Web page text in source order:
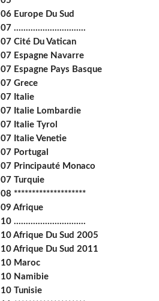
06 Europe Du Sud
07 ..............................
07 Cité Du Vatican
07 Espagne Navarre
07 Espagne Pays Basque
07 Grece
07 Italie
07 Italie Lombardie
07 Italie Tyrol
07 Italie Venetie
07 Portugal
07 Principauté Monaco
07 Turquie
08 ********************
09 Afrique
10 ..............................
10 Afrique Du Sud 2005
10 Afrique Du Sud 2011
10 Maroc
10 Namibie
10 Tunisie